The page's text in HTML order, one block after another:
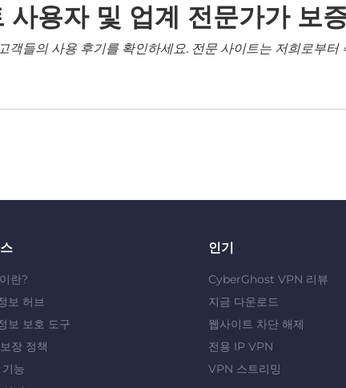
사용자 및 업계 전문가가 보
객들의 사용 후기를 확인하세요. 전문 사이트는 저희로부터
란?
보 허브
보 보호 도구
장 정책
능
인기
CyberGhost VPN 리뷰
지금 다운로드
웹사이트 차단 해제
전용 IP VPN
VPN 스트리밍